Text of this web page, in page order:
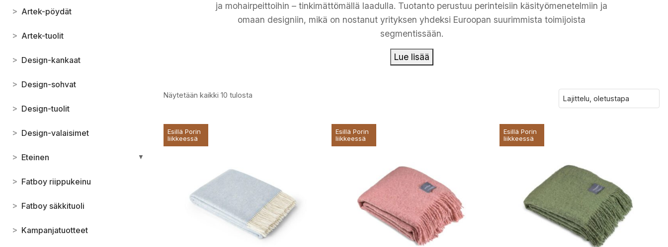
> Artek-pöydät
> Artek-tuolit
> Design-kankaat
> Design-sohvat
> Design-tuolit
> Design-valaisimet
> Eteinen ▼
> Fatboy riippukeinu
> Fatboy säkkituoli
> Kampanjatuotteet
ja mohairpeittoihin – tinkimättömällä laadulla. Tuotanto perustuu perinteisiin käsityömenetelmiin ja
omaan designiin, mikä on nostanut yrityksen yhdeksi Euroopan suurimmista toimijoista
segmentissään.
Lue lisää
Näytetään kaikki 10 tulosta
Esillä Porin
liikkeessä
Esillä Porin
liikkeessä
Esillä Porin
liikkeessä